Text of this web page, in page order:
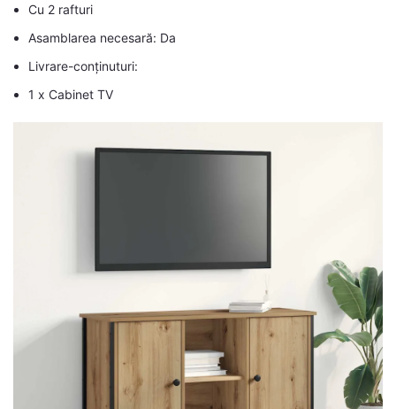
Cu 2 rafturi
Asamblarea necesară: Da
Livrare-conținuturi:
1 x Cabinet TV